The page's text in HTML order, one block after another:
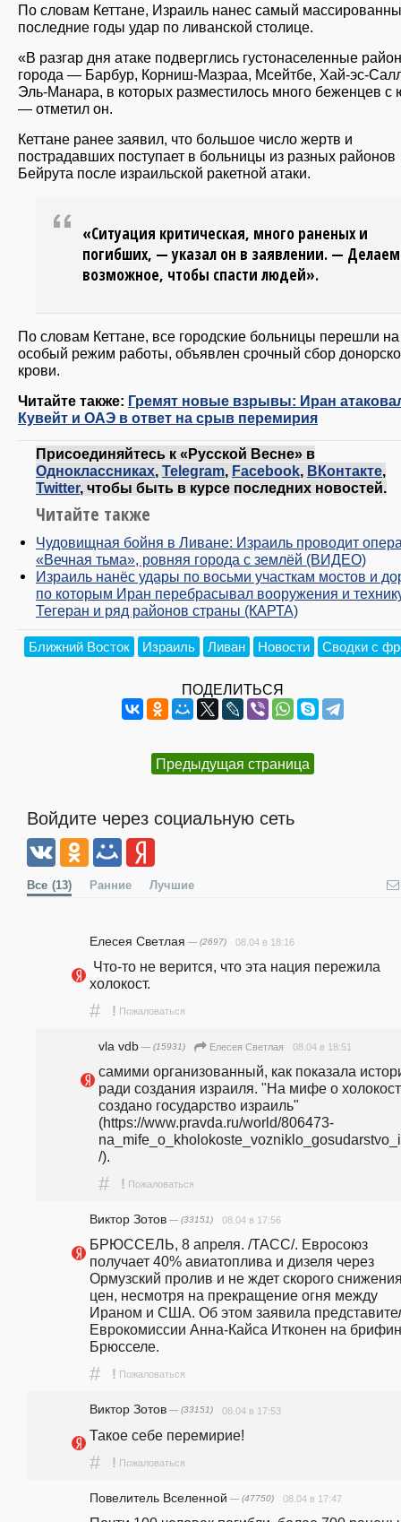
По словам Кеттане, Израиль нанес самый
последние годы удар по ливанской столице.
«В разгар дня атаке подверглись густонаселенные
города — Барбур, Корниш-Мазраа, Мсейтбе, Хай-эс-
Эль-Манара, в которых разместилось много беженцев с
— отметил он.
Кеттане ранее заявил, что большое число жертв и
пострадавших поступает в больницы из разных районов
Бейрута после израильской ракетной атаки.
«Ситуация критическая, много раненых и
погибших, — указал он в заявлении. —
возможное, чтобы спасти людей».
По словам Кеттане, все городские больницы перешли на
особый режим работы, объявлен срочный сбор
крови.
Читайте также: Гремят новые взрывы: Иран
Кувейт и ОАЭ в ответ на срыв перемирия
Присоединяйтесь к «Русской Весне» в
Одноклассниках, Telegram, Facebook, ВКонтакте,
Twitter, чтобы быть в курсе последних новостей.
Читайте также
Чудовищная бойня в Ливане: Израиль проводит
«Вечная тьма», ровняя города с землёй (ВИДЕО)
Израиль нанёс удары по восьми участкам мостов и
по которым Иран перебрасывал вооружения и
Тегеран и ряд районов страны (КАРТА)
Ближний Восток Израиль Ливан Новости Сводки с
ПОДЕЛИТЬСЯ
Предыдущая страница
Войдите через социальную сеть
Все (13) Ранние Лучшие
Елесея Светлая — (2697) 08.04 в 18:16
холокост.
# ! Пожаловаться
vla vdb — (15931) Елесея Светлая 08.04 в 18:51
самими организованный, как показала
ради создания израиля. "На мифе о
создано государство израиль"
(https://www.pravda.ru/world/806473-
/).
# ! Пожаловаться
Виктор Зотов — (33151) 08.04 в 17:56
БРЮССЕЛЬ, 8 апреля. /ТАСС/. Евросоюз
получает 40% авиатоплива и дизеля через
Ормузский пролив и не ждет скорого
цен, несмотря на прекращение огня между
Ираном и США. Об этом заявила
Еврокомиссии Анна-Кайса Итконен на
Брюсселе.
# ! Пожаловаться
Виктор Зотов — (33151) 08.04 в 17:53
Такое себе перемирие!
# ! Пожаловаться
Повелитель Вселенной — (47750) 08.04 в 17:47